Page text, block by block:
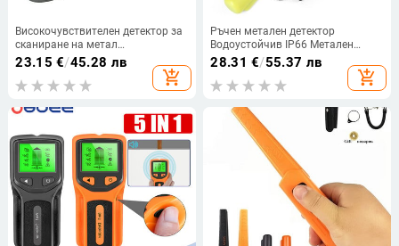
Високочувствителен детектор за
сканиране на метал
Професионален детектор за
злато с LCD Treasure Hunter Finder
Metal Stud Finder Метален
23.15 €/45.28 лв
add_shopping_cart
Ръчен метален детектор
Водоустойчив IP66 Метален
тестер за злато за монети Златни
метали Точно определяне на
прът Детектор за метален
28.31 €/55.37 лв
add_shopping_cart